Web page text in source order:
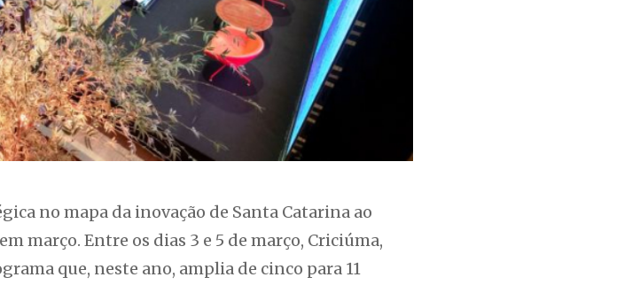
no mapa da inovação de Santa Catarina ao
março. Entre os dias 3 e 5 de março, Criciúma,
que, neste ano, amplia de cinco para 11